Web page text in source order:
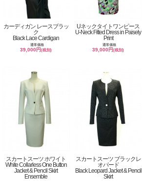
カーディガン レースブラッ
ク
Black Lace Cardigan
通常価格
39,000円(税別)
Uネックタイトワンピース
U-Neck Fitted Dress in Paisely
Print
通常価格
39,000円(税別)
スカートスーツ ホワイト
White Collarless One Button
Jacket & Pencil Skirt
Ensemble
スカートスーツ ブラックレ
オパード
Black Leopard Jacket & Pencil
Skirt